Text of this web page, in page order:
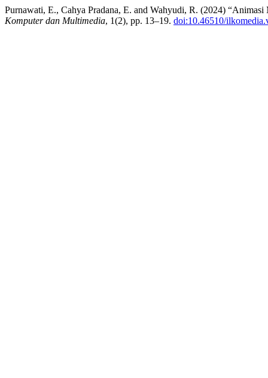
Purnawati, E., Cahya Pradana, E. and Wahyudi, R. (2024)
Komputer dan Multimedia, 1(2), pp. 13–19. doi:10.46510/